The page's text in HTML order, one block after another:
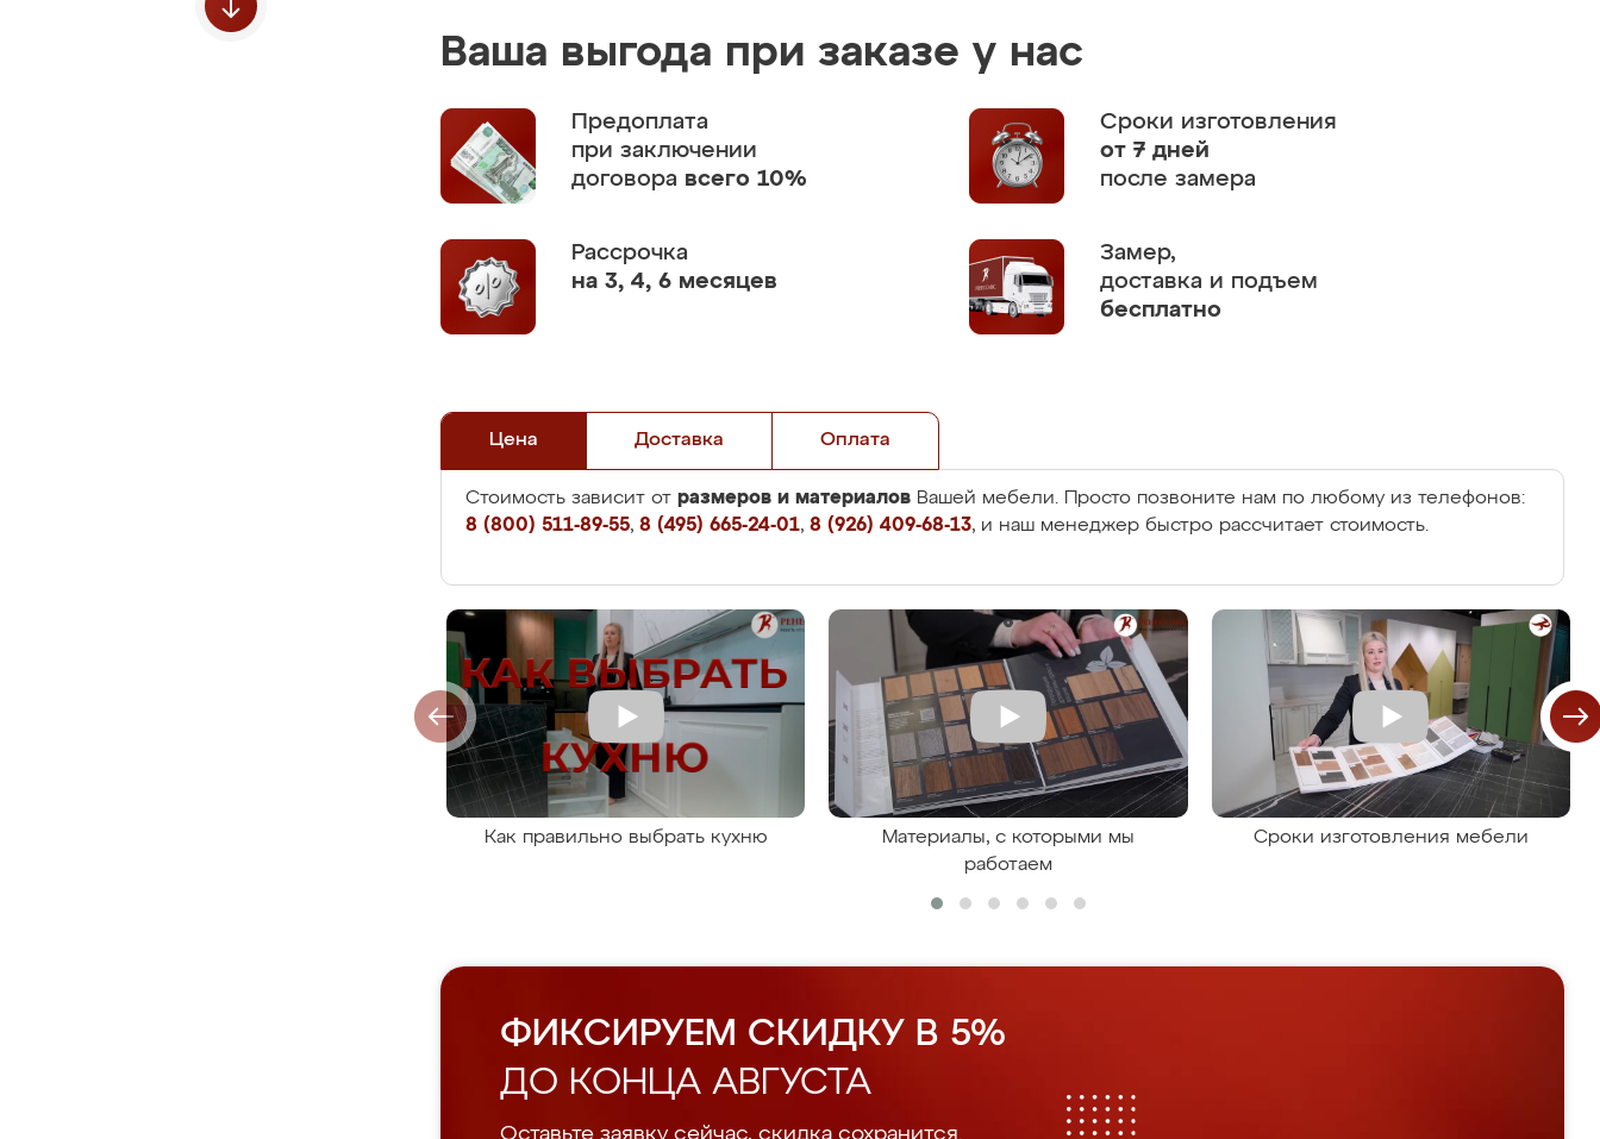
Ваша выгода при заказе у нас
Предоплата
при заключении
договора всего 10%
Сроки изготовления
от 7 дней
после замера
Рассрочка
на 3, 4, 6 месяцев
Замер,
доставка и подъем
бесплатно
Цена Доставка Оплата
Стоимость зависит от размеров и материалов Вашей мебели. Просто позвоните нам по любому из телефонов:
8 (800) 511-89-55, 8 (495) 665-24-01, 8 (926) 409-68-13, и наш менеджер быстро рассчитает стоимость.
Как правильно выбрать кухню
Материалы, с которыми мы
работаем
Сроки изготовления мебели
ФИКСИРУЕМ СКИДКУ В 5%
ДО КОНЦА АВГУСТА
Оставьте заявку сейчас, скидка сохранится.